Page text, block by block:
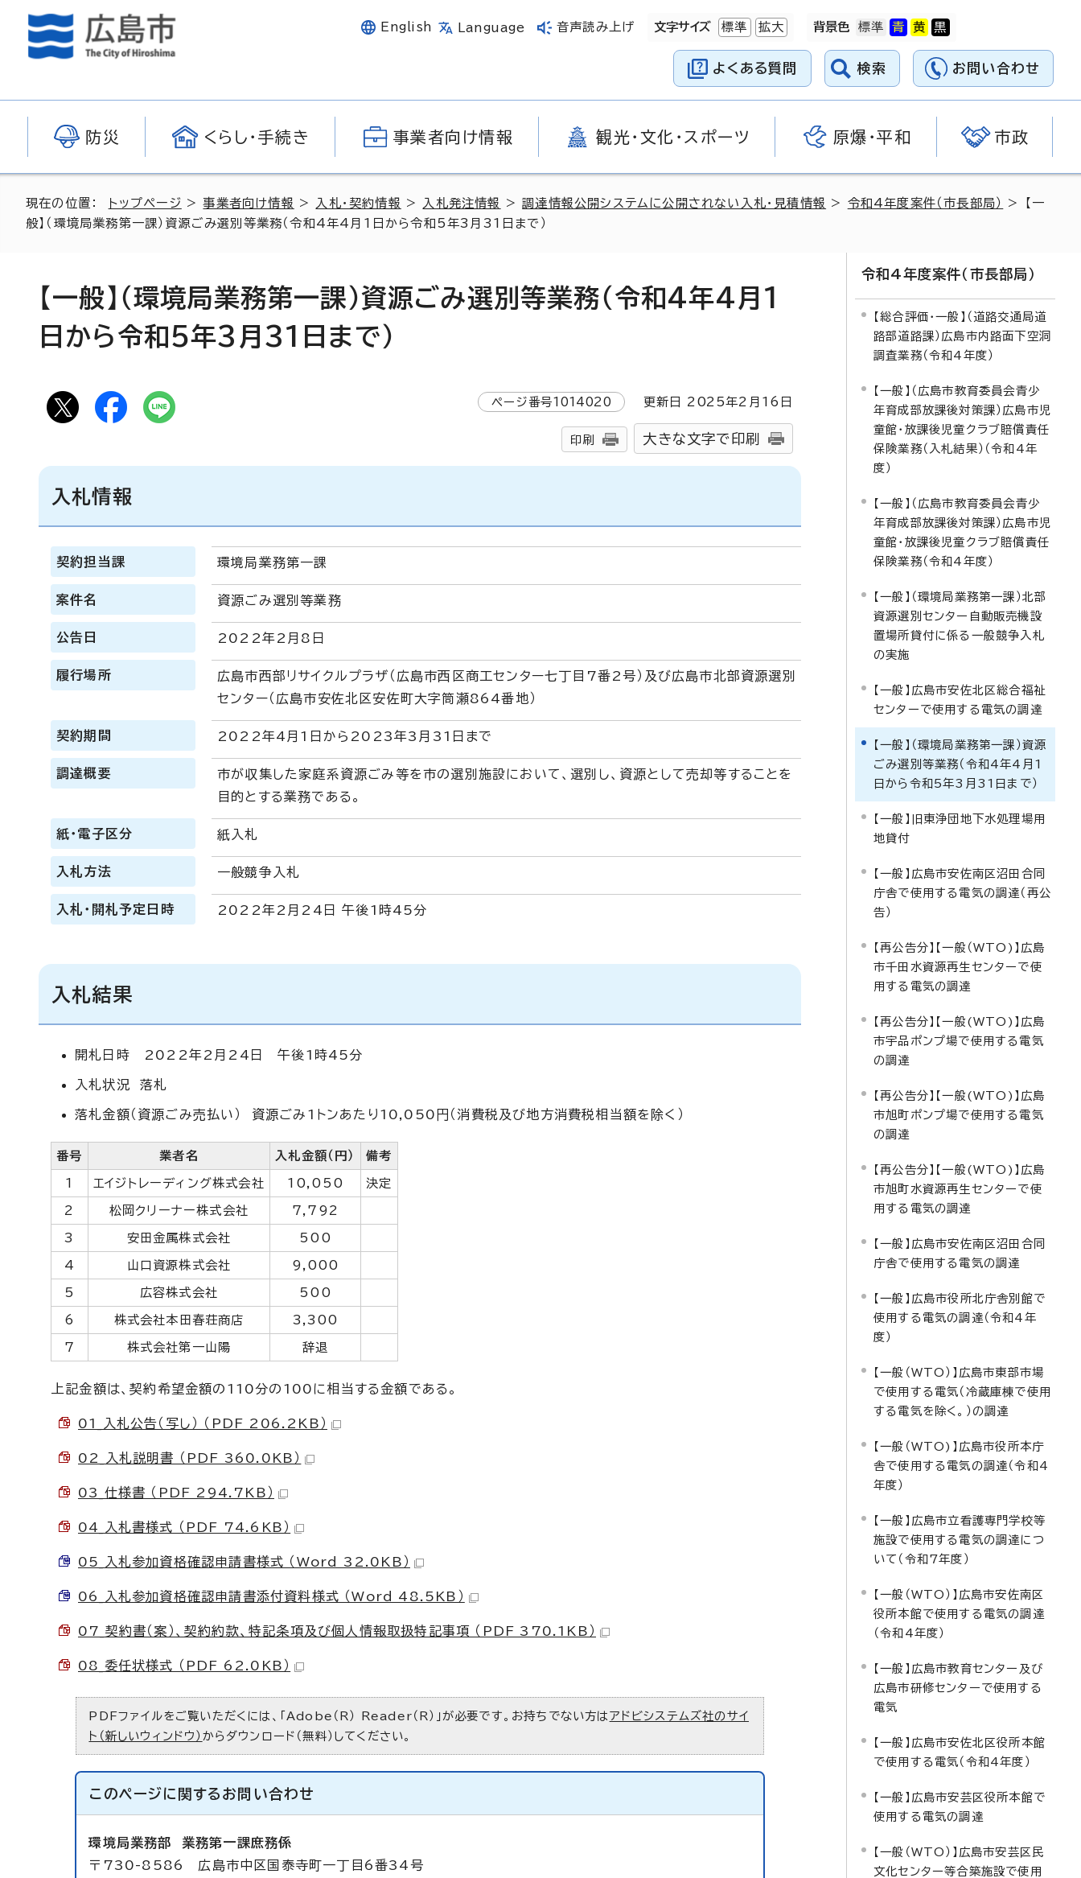
English Language 音声読み上げ 文字サイズ 標準 拡大 背景色
よくある質問 検索 お問い合わせ
防災 くらし・手続き 事業者向け情報 観光・文化・スポーツ 原爆・平和 市政
現在の位置： トップページ >事業者向け情報 > 入札・契約情報 > 入札発注情報 >調達情報公開システムに公開されない入札・見積情報 > 令和4年度案件（市長部局）
> 【一
般】（環境局業務第一課）資源ごみ選別等業務（令和4年4月1日から令和5年3月31日まで）
【一般】（環境局業務第一課）資源ごみ選別等業務（令和4年4月1
日から令和5年3月31日まで）
ページ番号1014020 更新日 2025年2月 16 日
印刷 大きな文字で印刷
入札情報
契約担当課 環境局業務第一課
案件名 資源ごみ選別等業務
公告日 2022年2月8日
履行場所
広島市西部リサイクルプラザ（広島市西区商工センター七丁目7番2号）及び広島市北部資源選別
センター（広島市安佐北区安佐町大字筒瀬864番地）
契約期間 2022年4月1日から2023年3月31日まで
調達概要
市が収集した家庭系資源ごみ等を市の選別施設において、選別し、資源として売却等することを
目的とする業務である。
紙・電子区分 紙入札
入札方法 一般競争入札
入札・開札予定日時 2022年2月24日 午後1時45分
入札結果
開札日時 2022年2月24日 午後1時45分
入札状況 落札
落札金額（資源ごみ売払い） 資源ごみ1トンあたり10,050円（消費税及び地方消費税相当額を除く）
番号 業者名 入札金額（円） 備考
1 エイジトレーディング株式会社 10,050 決定
2 松岡クリーナー株式会社 7,792
3 安田金属株式会社 500
4 山口資源株式会社 9,000
5 広容株式会社 500
6 株式会社本田春荘商店 3,300
7 株式会社第一山陽 辞退
上記金額は、契約希望金額の110分の100に相当する金額である。
01_入札公告（写し） （PDF 206.2KB）
02_入札説明書 （PDF 360.0KB）
03_仕様書 （PDF 294.7KB）
04_入札書様式 （PDF 74.6KB）
05_入札参加資格確認申請書様式 （Word 32.0KB）
06_入札参加資格確認申請書添付資料様式 （Word 48.5KB）
07_契約書（案）、契約約款、特記条項及び個人情報取扱特記事項 （PDF 370.1KB）
08_委任状様式 （PDF 62.0KB）
PDFファイルをご覧いただくには、「Adobe（R） Reader（R）」が必要です。お持ちでない方は アドビシステムズ社のサイ
ト（新しいウィンドウ） からダウンロード（無料）してください。
このページに関する お問い合わせ
環境局業務部 業務第一課庶務係
〒730-8586 広島市中区国泰寺町一丁目6番34号
令和4年度案件（市長部局）
【総合評価・一般】（道路交通局道
路部道路課）広島市内路面下空洞
調査業務（令和4年度）
【一般】（広島市教育委員会青少
年育成部放課後対策課）広島市児
童館・放課後児童クラブ賠償責任
保険業務（入札結果）（令和4年
度）
【一般】（広島市教育委員会青少
年育成部放課後対策課）広島市児
童館・放課後児童クラブ賠償責任
保険業務（令和4年度）
【一般】（環境局業務第一課）北部
資源選別センター自動販売機設
置場所貸付に係る一般競争入札
の実施
【一般】広島市安佐北区総合福祉
センターで使用する電気の調達
【一般】（環境局業務第一課）資源
ごみ選別等業務（令和4年4月1
日から令和5年3月31日まで）
【一般】旧東浄団地下水処理場用
地貸付
【一般】広島市安佐南区沼田合同
庁舎で使用する電気の調達（再公
告）
【再公告分】【一般（WTO)】広島
市千田水資源再生センターで使
用する電気の調達
【再公告分】【一般(WTO)】広島
市宇品ポンプ場で使用する電気
の調達
【再公告分】【一般(WTO)】広島
市旭町ポンプ場で使用する電気
の調達
【再公告分】【一般(WTO)】広島
市旭町水資源再生センターで使
用する電気の調達
【一般】広島市安佐南区沼田合同
庁舎で使用する電気の調達
【一般】広島市役所北庁舎別館で
使用する電気の調達（令和4年
度）
【一般（WTO）】広島市東部市場
で使用する電気（冷蔵庫棟で使用
する電気を除く。）の調達
【一般（WTO)】広島市役所本庁
舎で使用する電気の調達（令和4
年度）
【一般】広島市立看護専門学校等
施設で使用する電気の調達につ
いて（令和7年度）
【一般（WTO）】広島市安佐南区
役所本館で使用する電気の調達
（令和4年度）
【一般】広島市教育センター及び
広島市研修センターで使用する
電気
【一般】広島市安佐北区役所本館
で使用する電気（令和4年度）
【一般】広島市安芸区役所本館で
使用する電気の調達
【一般（WTO）】広島市安芸区民
文化センター等合築施設で使用